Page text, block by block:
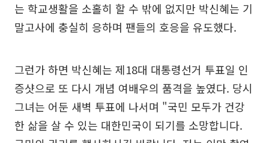
는 학교생활을 소홀히 할 수 밖에 없지만 박신혜는 기
말고사에 충실히 응하며 팬들의 호응을 유도했다.
그런가 하면 박신혜는 제18대 대통령선거 투표일 인
증샷으로 또 다시 개념 여배우의 품격을 높였다. 당시
그녀는 어둔 새벽 투표에 나서며 "국민 모두가 건강
한 삶을 살 수 있는 대한민국이 되기를 소망합니다.